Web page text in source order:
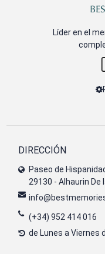
Líder en el
DIRECCIÓN
Paseo de
29130 - Alhaurin De
(+34) 952 414 016
de Lunes a Viernes